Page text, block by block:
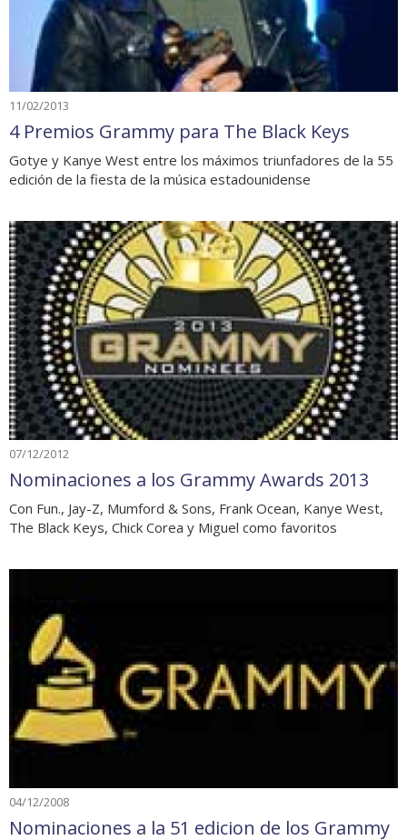
11/02/2013
4 Premios Grammy para The Black Keys
Gotye y Kanye West entre los máximos triunfadores de la 55
edición de la fiesta de la música estadounidense
07/12/2012
Nominaciones a los Grammy Awards 2013
Con Fun., Jay-Z, Mumford & Sons, Frank Ocean, Kanye West,
The Black Keys, Chick Corea y Miguel como favoritos
04/12/2008
Nominaciones a la 51 edicion de los Grammy